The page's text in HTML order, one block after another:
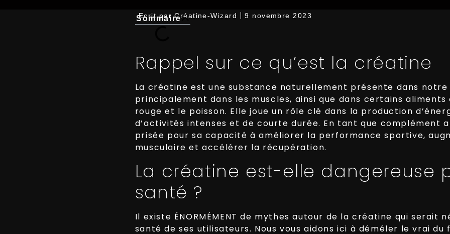
Ecrit parCréatine-Wizard 9 novembre 2023
Sommaire
Rappel sur ce qu’est la créatine
La créatine est une substance naturellement présente dans notre
principalement dans les muscles, ainsi que dans certains aliments
rouge et le poisson. Elle joue un rôle clé dans la production
d’activités intenses et de courte durée. En tant que complément
prisée pour sa capacité à améliorer la performance sportive,
musculaire et accélérer la récupération.
La créatine est-elle dangereuse
santé ?
Il existe ÉNORMÉMENT de mythes autour de la créatine qui serait
santé de ses utilisateurs. Nous vous aidons ici à démêler le vrai